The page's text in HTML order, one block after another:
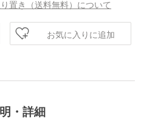
置き（送料無料）について
お気に入りに追加
・詳細